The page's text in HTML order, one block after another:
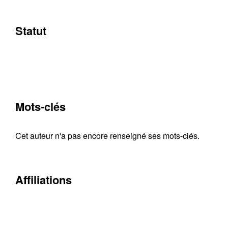
Statut
Mots-clés
Cet auteur n'a pas encore renseigné ses mots-clés.
Affiliations
Contacter